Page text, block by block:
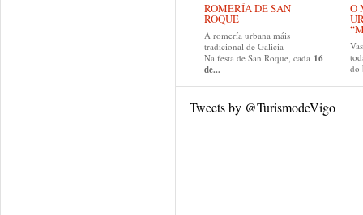
ROMERÍA DE SAN
ROQUE
A romería urbana máis
tradicional de Galicia
Na festa de San Roque, cada 16
de...
O
do
Tweets by @TurismodeVigo